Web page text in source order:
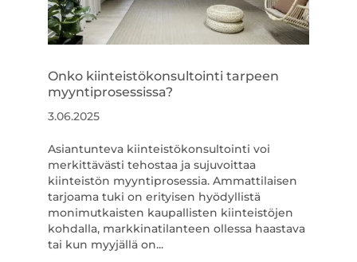
Onko kiinteistökonsultointi tarpeen
myyntiprosessissa?
3.06.2025
Asiantunteva kiinteistökonsultointi voi
merkittävästi tehostaa ja sujuvoittaa
kiinteistön myyntiprosessia. Ammattilaisen
tarjoama tuki on erityisen hyödyllistä
monimutkaisten kaupallisten kiinteistöjen
kohdalla, markkinatilanteen ollessa haastava
tai kun myyjällä on...